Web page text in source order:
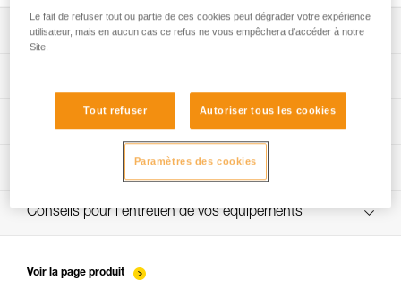
Télécharger la notice technique (PDF)
verif-EPI-poulies-procedure-FR
verif-EPI-poulies-suivi-FR
Conseils pour l'entretien de vos équipements
Voir la page produit
Le fait de refuser tout ou partie de ces cookies peut dégrader votre expérience
utilisateur, mais en aucun cas ce refus ne vous empêchera d’accéder à notre
Site.
Tout refuser Autoriser tous les cookies
Paramètres des cookies